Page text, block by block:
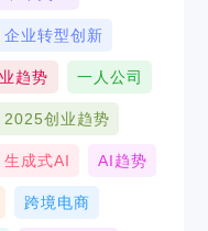
企业转型创新
趋势 一人公司
2025创业趋势
生成式AI AI趋势
跨境电商